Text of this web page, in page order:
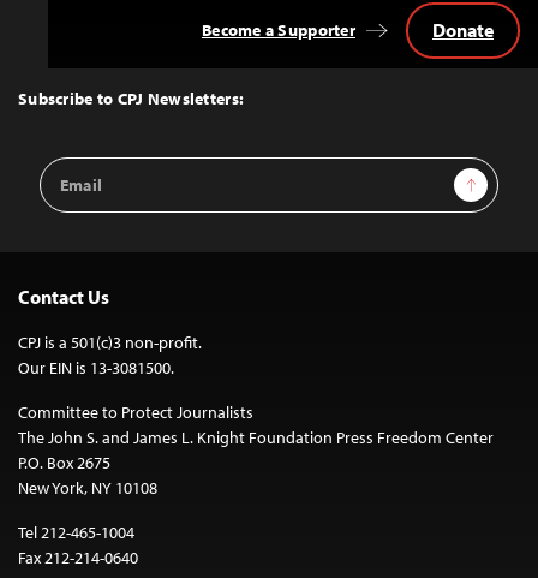
Top
Subscribe to CPJ Newsletters:
Email
Address
Sign Up
Become a Supporter Donate
Contact Us
CPJ is a 501(c)3 non-profit.
Our EIN is 13-3081500.
Committee to Protect Journalists
The John S. and James L. Knight Foundation Press Freedom Center
P.O. Box 2675
New York, NY 10108
Tel 212-465-1004
Fax 212-214-0640